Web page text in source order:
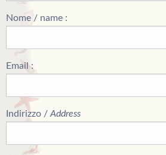
Nome / name :
Email :
Indirizzo / Address